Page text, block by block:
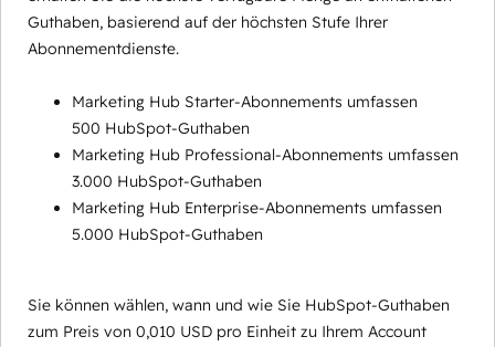
Guthaben, basierend auf der höchsten Stufe Ihrer
Abonnementdienste.
Marketing Hub Starter-Abonnements umfassen
500 HubSpot-Guthaben
Marketing Hub Professional-Abonnements umfassen
3.000 HubSpot-Guthaben
Marketing Hub Enterprise-Abonnements umfassen
5.000 HubSpot-Guthaben
Sie können wählen, wann und wie Sie HubSpot-Guthaben
zum Preis von 0,010 USD pro Einheit zu Ihrem Account